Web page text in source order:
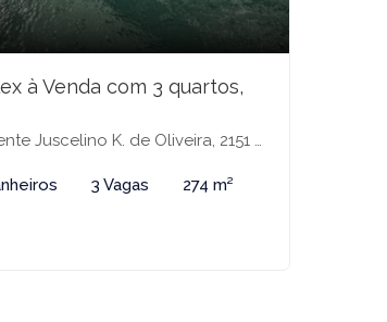
à Venda com 3 quartos,
2151 - Condomínio Jk Essencial Residence, São José do Rio Preto-SP
3 Vagas 274 m²